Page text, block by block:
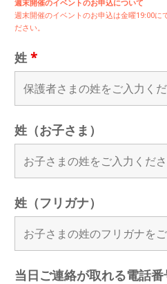
週末開催のイベントのお申込について
週末開催のイベントのお申込は金曜19:00に
ださい。
姓 *
姓（お子さま）
姓（フリガナ）
当日ご連絡が取れる電話番